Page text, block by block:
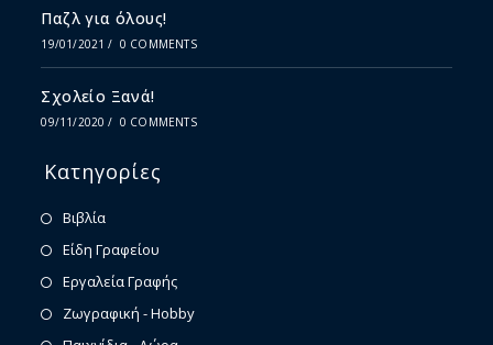
Παζλ για όλους!
19/01/2021 / 0 COMMENTS
Σχολείο Ξανά!
09/11/2020 / 0 COMMENTS
Κατηγορίες
Βιβλία
Είδη Γραφείου
Εργαλεία Γραφής
Ζωγραφική - Hobby